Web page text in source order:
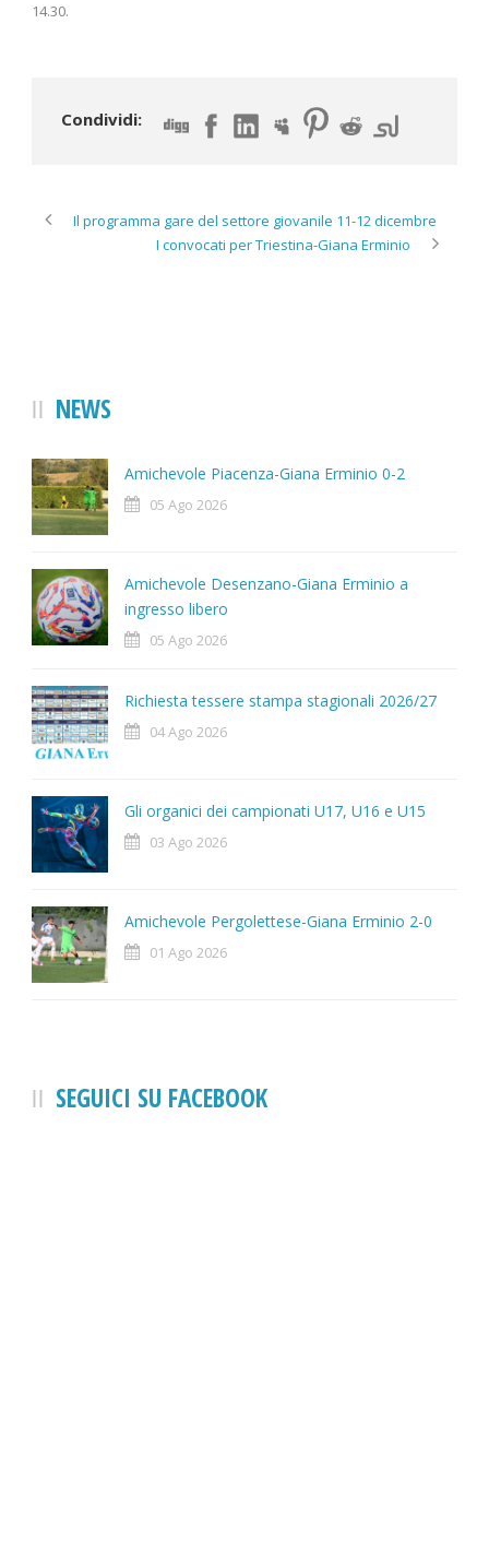
14.30.
Condividi:
Il programma gare del settore giovanile 11-12 dicembre
I convocati per Triestina-Giana Erminio
NEWS
Amichevole Piacenza-Giana Erminio 0-2
05 Ago 2026
Amichevole Desenzano-Giana Erminio a
ingresso libero
05 Ago 2026
Richiesta tessere stampa stagionali 2026/27
04 Ago 2026
Gli organici dei campionati U17, U16 e U15
03 Ago 2026
Amichevole Pergolettese-Giana Erminio 2-0
01 Ago 2026
SEGUICI SU FACEBOOK